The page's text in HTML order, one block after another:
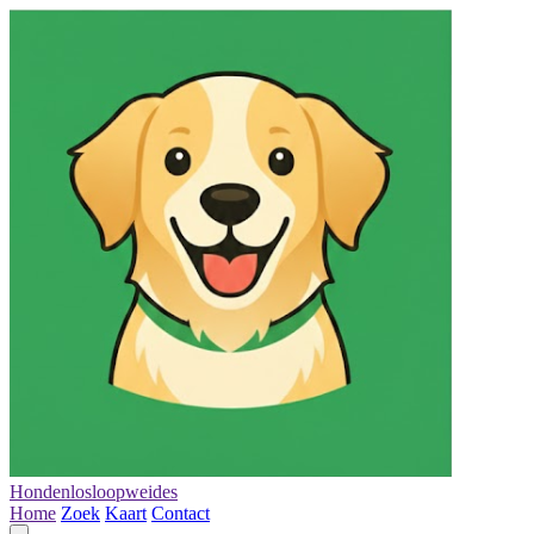
Hondenlosloopweides
Home Zoek Kaart Contact